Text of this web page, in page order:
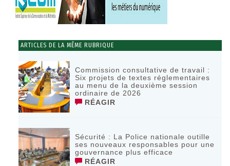
ARTICLES DE LA MÊME RUBRIQUE
Commission consultative de travail :
Six projets de textes réglementaires
au menu de la deuxième session
ordinaire de 2026
RÉAGIR
Sécurité : La Police nationale outille
ses nouveaux responsables pour une
gouvernance plus efficace
RÉAGIR